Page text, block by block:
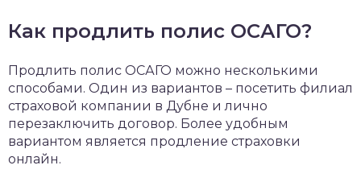
Как продлить полис ОСАГО?
Продлить полис ОСАГО можно несколькими
способами. Один из вариантов – посетить филиал
страховой компании в Дубне и лично
перезаключить договор. Более удобным
вариантом является продление страховки
онлайн.